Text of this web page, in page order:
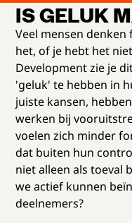
IS GELUK
Veel mensen
het, of je hebt het
Development zie je
'geluk' te hebben in
juiste kansen,
werken bij
voelen zich minder
dat buiten hun
niet alleen als toeval
we actief kunnen
deelnemers?